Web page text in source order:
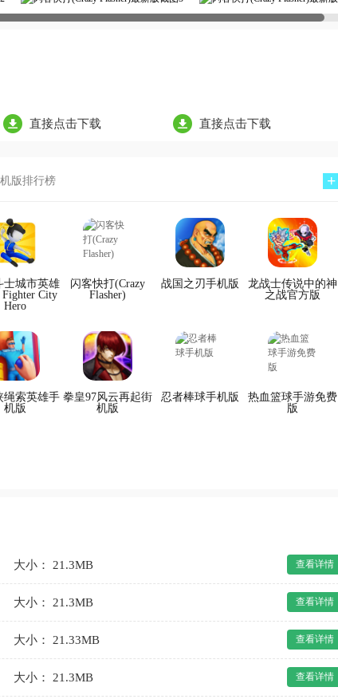
直接点击下载 直接点击下载
版排行榜 +
士城市英雄
Fighter City
Hero
闪客快打(Crazy
Flasher)
战国之刃手机版
龙战士传说中的神
之战官方版
绳索英雄手
机版
拳皇97风云再起街
机版
忍者棒球手机版
热血篮球手游免费
版
大小： 21.3MB 查看详情
大小： 21.3MB 查看详情
大小： 21.33MB 查看详情
大小： 21.3MB 查看详情